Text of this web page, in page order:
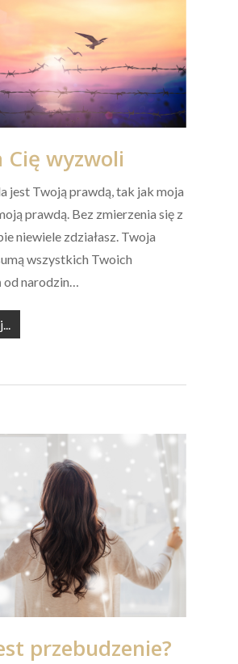
Cię wyzwoli
jest Twoją prawdą, tak jak moja
prawdą. Bez zmierzenia się z
niewiele zdziałasz. Twoja
wszystkich Twoich
od narodzin…
przebudzenie?